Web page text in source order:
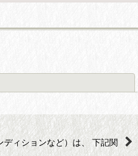
ィションなど）は、 下記関